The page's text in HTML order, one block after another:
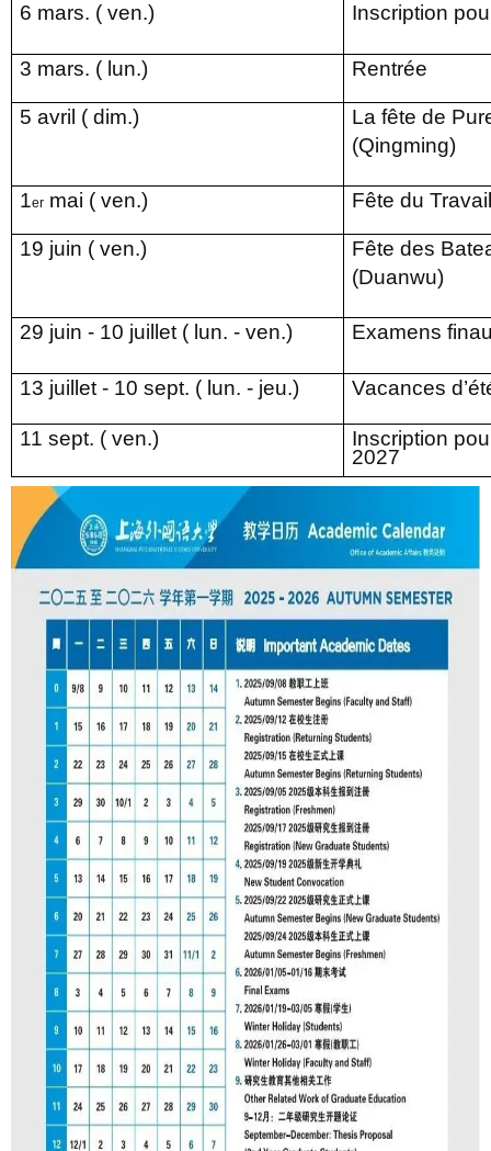
6 mars. ( ven.) Inscription
3 mars. ( lun.) Rentrée
5 avril ( dim.)
La fête de
(Qingming)
1er mai ( ven.) Fête du
19 juin ( ven.)
Fête des
(Duanwu)
29 juin - 10 juillet( lun. - ven.) Examens
13 juillet- 10 sept. ( lun. - jeu.) Vacances
11 sept. ( ven.)
Inscription
2027